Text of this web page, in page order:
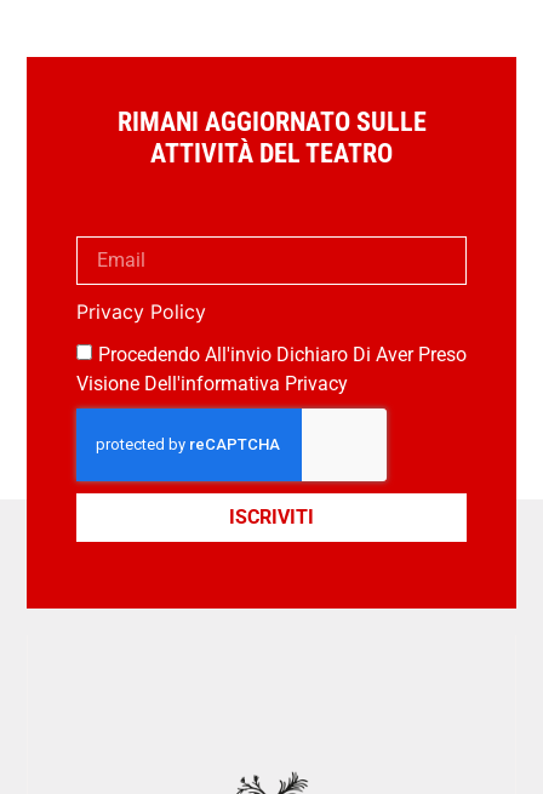
RIMANI AGGIORNATO SULLE
ATTIVITÀ DEL TEATRO
Privacy Policy
Procedendo All'invio Dichiaro Di Aver Preso
Visione Dell'informativa Privacy
ISCRIVITI